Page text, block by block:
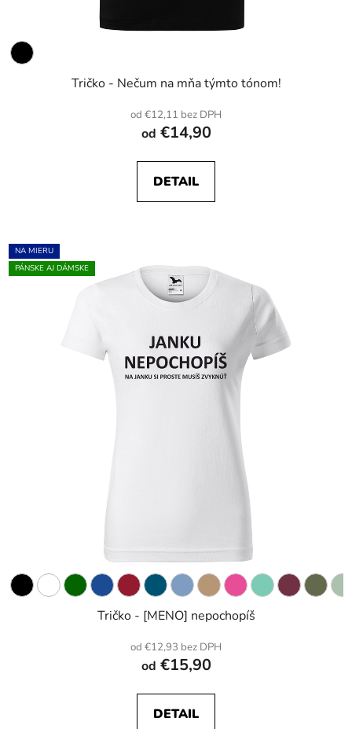
Tričko - Nečum na mňa týmto tónom!
od €12,11 bez DPH
od €14,90
DETAIL
NA MIERU
PÁNSKE AJ DÁMSKE
Tričko - [MENO] nepochopíš
od €12,93 bez DPH
od €15,90
DETAIL